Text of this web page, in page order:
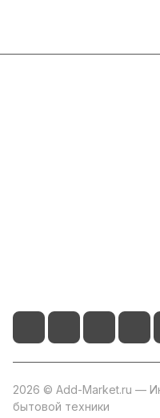
2026 © Add-Market.ru —
бытовой техники